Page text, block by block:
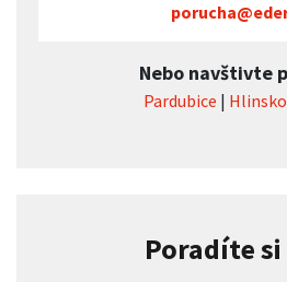
Nebo navštivte
Pardubice | Hlinsko
Poradíte si